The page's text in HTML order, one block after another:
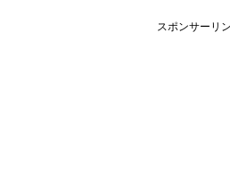
スポンサーリ